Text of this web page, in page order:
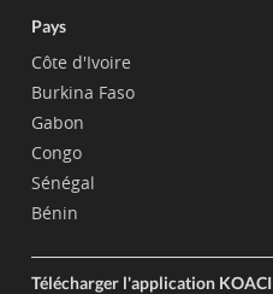
Pays
Côte d'Ivoire
Burkina Faso
Gabon
Congo
Sénégal
Bénin
Télécharger l'application KOACI